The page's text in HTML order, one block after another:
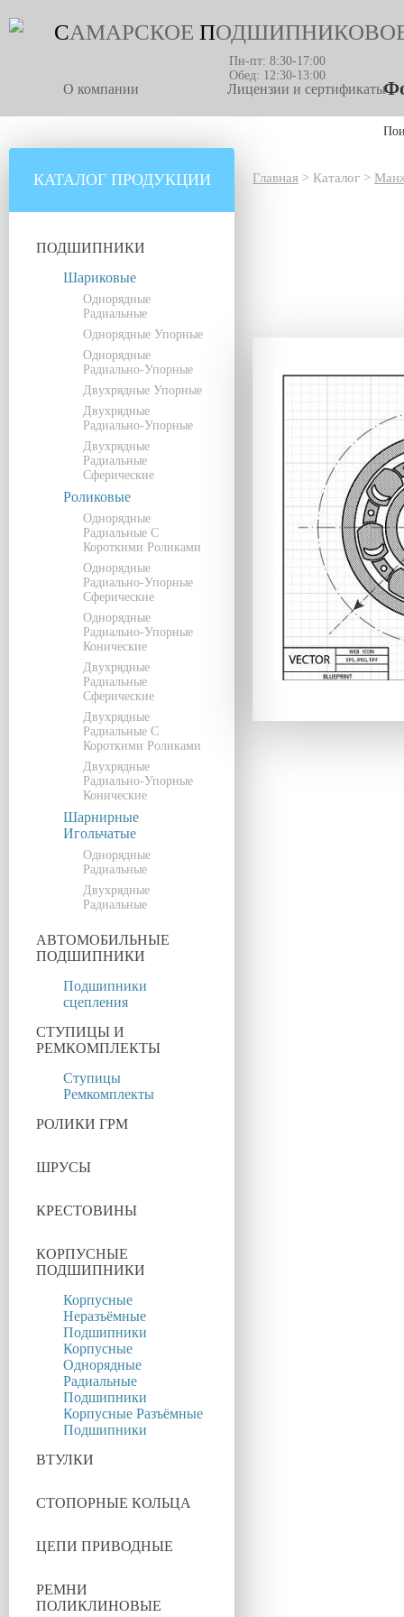
САМАРСКОЕ П
Пн-пт: 8:30-17:00
Обед: 12:30-13:00
О компании Лицензии и сертификаты
КАТАЛОГ ПРОДУКЦИИ
ПОДШИПНИКИ
Шариковые
Однорядные
Радиальные
Однорядные Упорные
Однорядные
Радиально-Упорные
Двухрядные Упорные
Двухрядные
Радиально-Упорные
Двухрядные
Радиальные
Сферические
Роликовые
Однорядные
Радиальные С
Короткими Роликами
Однорядные
Радиально-Упорные
Сферические
Однорядные
Радиально-Упорные
Конические
Двухрядные
Радиальные
Сферические
Двухрядные
Радиальные С
Короткими Роликами
Двухрядные
Радиально-Упорные
Конические
Шарнирные
Игольчатые
Однорядные
Радиальные
Двухрядные
Радиальные
АВТОМОБИЛЬНЫЕ
ПОДШИПНИКИ
Подшипники
сцепления
СТУПИЦЫ И
РЕМКОМПЛЕКТЫ
Ступицы
Ремкомплекты
РОЛИКИ ГРМ
ШРУСЫ
КРЕСТОВИНЫ
КОРПУСНЫЕ
ПОДШИПНИКИ
Корпусные
Неразъёмные
Подшипники
Корпусные
Однорядные
Радиальные
Подшипники
Корпусные Разъёмные
Подшипники
ВТУЛКИ
СТОПОРНЫЕ КОЛЬЦА
ЦЕПИ ПРИВОДНЫЕ
РЕМНИ
ПОЛИКЛИНОВЫЕ
Главная > Каталог >